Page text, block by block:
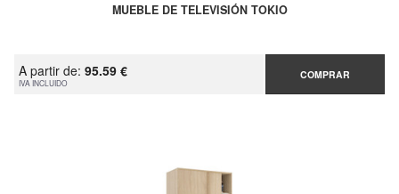
MUEBLE DE TELEVISIÓN TOKIO
A partir de: 95.59 €
IVA INCLUIDO
COMPRAR